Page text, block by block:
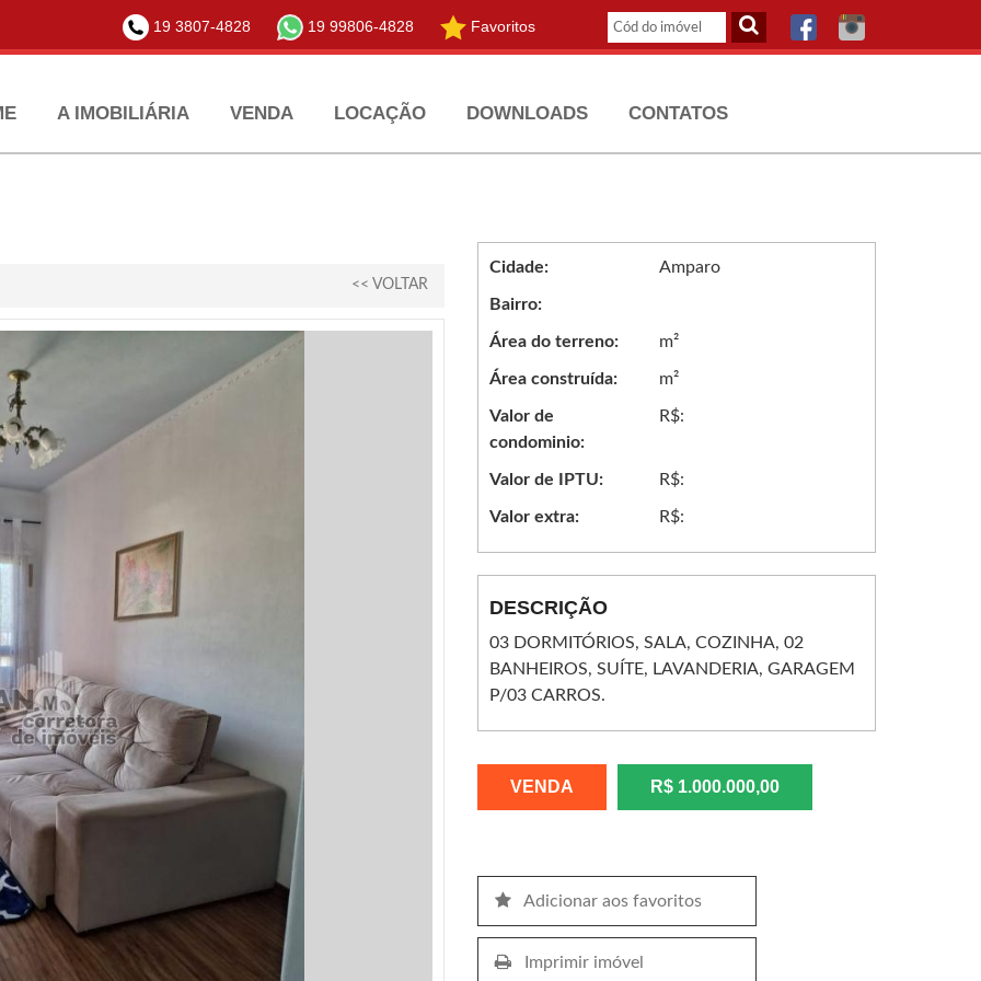
19 3807-4828 19 99806-4828 Favoritos
A IMOBILIÁRIA VENDA LOCAÇÃO DOWNLOADS CONTATOS
<< VOLTAR
Cidade: Amparo
Bairro:
Área do terreno: m²
Área construída: m²
Valor de
condominio:
R$:
Valor de IPTU: R$:
Valor extra: R$:
DESCRIÇÃO
03 DORMITÓRIOS, SALA, COZINHA, 02
BANHEIROS, SUÍTE, LAVANDERIA, GARAGEM
P/03 CARROS.
VENDA R$ 1.000.000,00
Adicionar aos favoritos
Imprimir imóvel